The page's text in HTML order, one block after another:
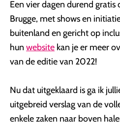
Een vier dagen durend gratis
Brugge, met shows en
buitenland en gericht op
hun website kan je er meer
van de editie van 2022!
Nu dat uitgeklaard is ga ik
uitgebreid verslag van de
enkele zaken naar boven